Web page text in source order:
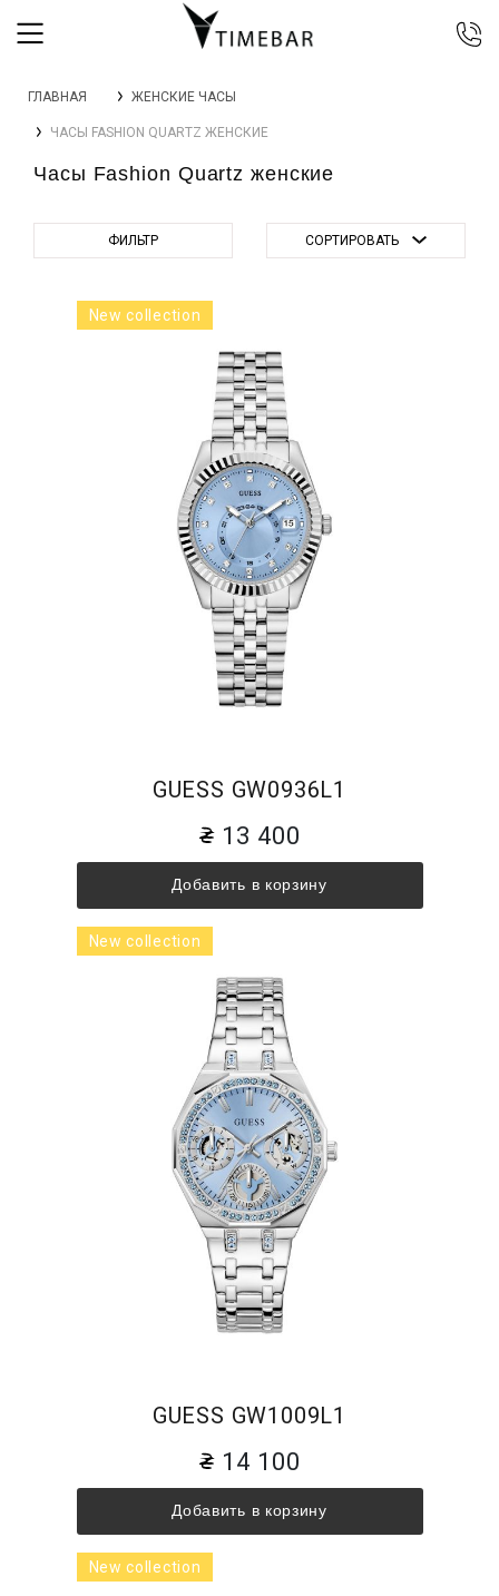
044 392 44 45
067 344 14 44 (viber)
0 800 305 805
ГЛАВНАЯ ЖЕНСКИЕ ЧАСЫ
ЧАСЫ FASHION QUARTZ ЖЕНСКИЕ
Часы Fashion Quartz женские
ФИЛЬТР СОРТИРОВАТЬ
GUESS GW0936L1
13 400
Добавить в корзину
New collection
GUESS GW1009L1
14 100
Добавить в корзину
New collection
New collection